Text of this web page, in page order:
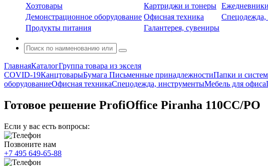
Хозтовары
Картриджи и тонеры
Демонстрационное оборудование Офисная техника Спецодежда,
Продукты питания
Галантерея, сувениры
ГлавнаяКаталогГруппа товара из экселя
COVID-19КанцтоварыБумага Письменные принадлежностиПапки и
оборудованиеОфисная техникаСпецодежда, инструментыМебель для офиса
Готовое решение ProfiOffice Piranha 110СС/PO
Если у вас есть вопросы:
Позвоните нам
+7 495 649-65-88